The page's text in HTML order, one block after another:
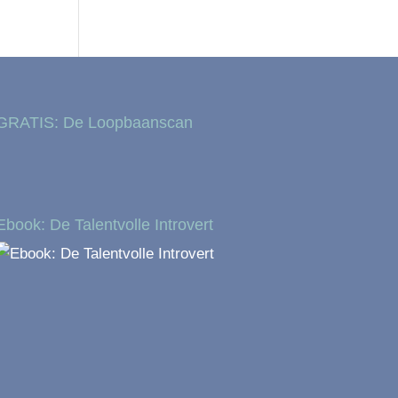
De Loopbaanscan
De Talentvolle Introvert